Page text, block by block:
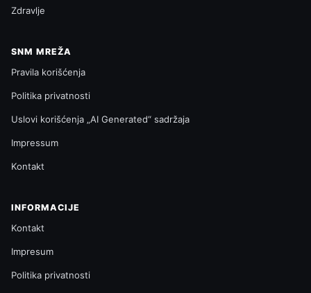
Zdravlje
SNM MREŽA
Pravila korišćenja
Politika privatnosti
Uslovi korišćenja „AI Generated“ sadržaja
Impressum
Kontakt
INFORMACIJE
Kontakt
Impresum
Politika privatnosti